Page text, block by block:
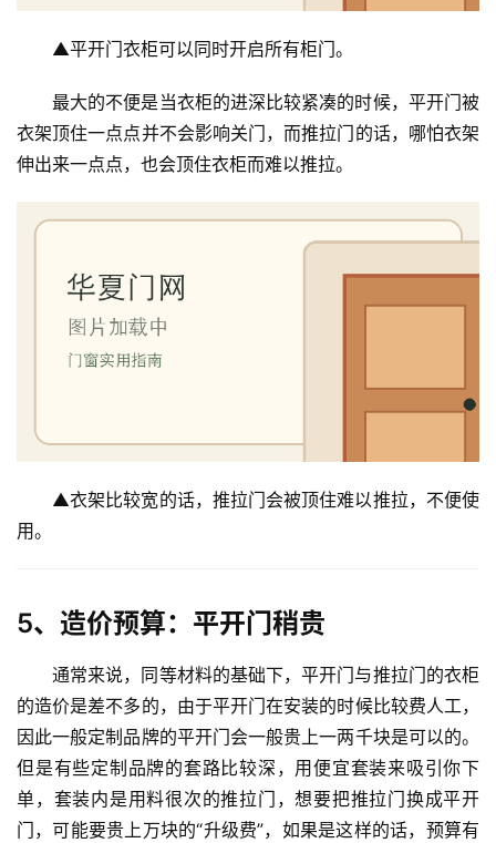
▲平开门衣柜可以同时开启所有柜门。
最大的不便是当衣柜的进深比较紧凑的时候，平开门被
衣架顶住一点点并不会影响关门，而推拉门的话，哪怕衣架
伸出来一点点，也会顶住衣柜而难以推拉。
▲衣架比较宽的话，推拉门会被顶住难以推拉，不便使
用。
5、造价预算：平开门稍贵
通常来说，同等材料的基础下，平开门与推拉门的衣柜
的造价是差不多的，由于平开门在安装的时候比较费人工，
因此一般定制品牌的平开门会一般贵上一两千块是可以的。
但是有些定制品牌的套路比较深，用便宜套装来吸引你下
单，套装内是用料很次的推拉门，想要把推拉门换成平开
门，可能要贵上万块的“升级费”，如果是这样的话，预算有